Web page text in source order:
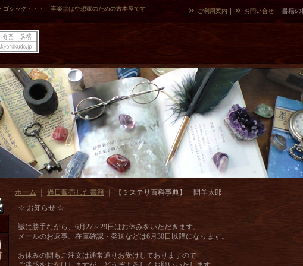
ゴシック・・・ 享楽堂は空想家のための古本屋です ご利用案内 ｜ お問い合せ 書籍の
ホーム 過日販売した書籍
【ミステリ百科事典】 間羊太郎
☆ お知らせ ☆
誠に勝手ながら、6月27～29日はお休みをいただきます。
メールのお返事、在庫確認・発送などは6月30日以降になります。
お休みの間もご注文は通常通りお受けしておりますので